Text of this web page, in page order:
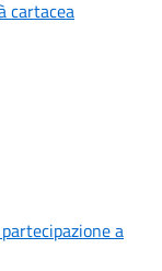
cartacea
a